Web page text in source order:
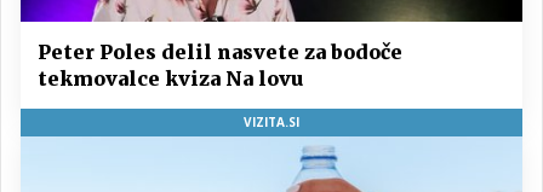
Peter Poles delil nasvete za bodoče
tekmovalce kviza Na lovu
VIZITA.SI